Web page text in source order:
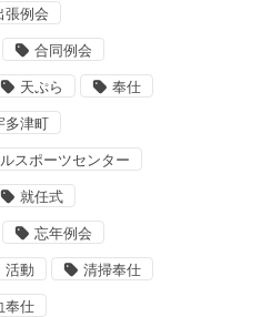
張例会
合同例会
天ぷら 奉仕
多津町
スポーツセンター
就任式
忘年例会
活動 清掃奉仕
奉仕